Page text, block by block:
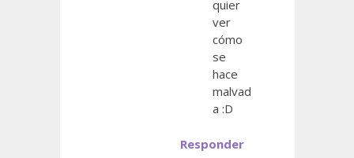
quier
ver
cómo
se
hace
malvad
a :D
Responder